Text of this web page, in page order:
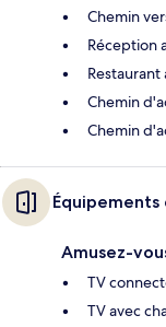
Chemin
Réception
Chemin
Chemin
Équipements
Amusez-
TV
TV avec